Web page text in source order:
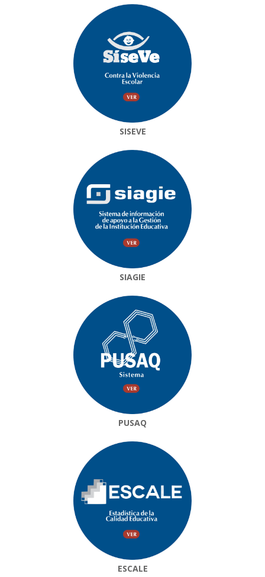
SISEVE
SIAGIE
PUSAQ
ESCALE